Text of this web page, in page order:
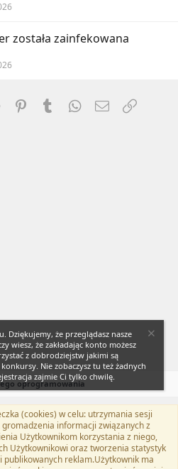
została zainfekowana
Reddit PinterestTumblr WhatsApp
Email
oprogramowania
EDIT)
Polski (PL)
prywatności Pomoc
Dziękujemy, że przeglądasz nasze
wiesz, że zakładając konto możesz
z dobrodziejstw jakimi są
Nie zobaczysz tu też żadnych
zajmie Ci tylko chwilę.
(cookies) w celu: utrzymania sesji
informacji związanych z
Użytkownikom korzystania z niego,
Użytkownikowi oraz tworzenia statystyk
reklam.Użytkownik ma